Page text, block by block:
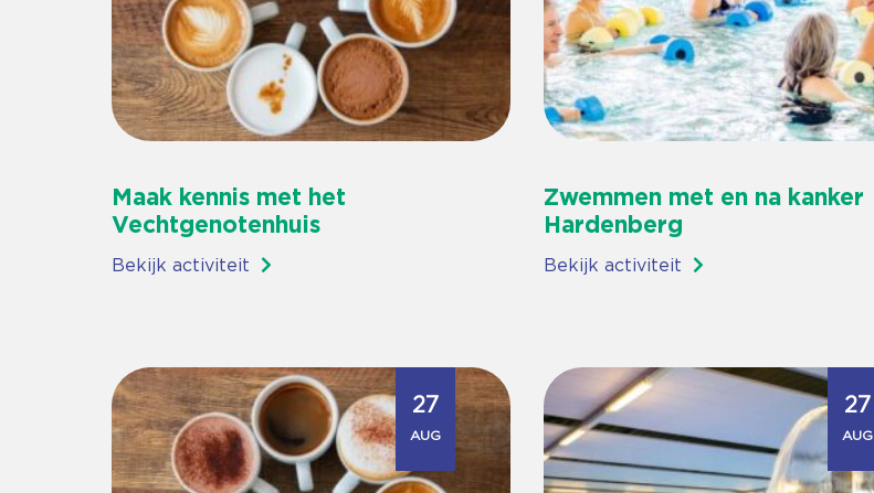
Maak kennis met het
Vechtgenotenhuis
Bekijk activiteit
Zwemmen met en na kanker
Hardenberg
Bekijk activiteit
27
AUG
27
AUG